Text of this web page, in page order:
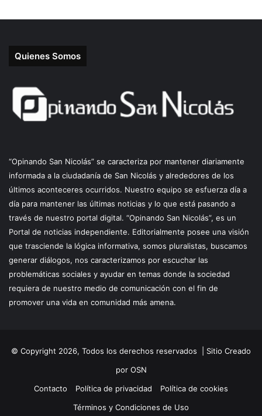
Quienes Somos
“Opinando San Nicolás” se caracteriza por mantener diariamente
informada a la ciudadanía de San Nicolás y alrededores de los
últimos aconteceres ocurridos. Nuestro equipo se esfuerza día a
día para mantener las últimas noticias y lo que está pasando a
través de nuestro portal digital. “Opinando San Nicolás”, es un
Portal de noticias independiente. Editorialmente posee una visión
que trasciende la lógica informativa, somos pluralistas, buscamos
generar diálogos, nos caracterizamos por escuchar las
problemáticas sociales y ayudar en temas donde la sociedad
requiera de nuestro medio de comunicación con el fin de
promover una vida en comunidad más amena.
© Copyright 2026, Todos los derechos reservados | Sitio Creado
por OSN
Contacto
Política de privacidad
Política de cookies
Términos y Condiciones de Uso